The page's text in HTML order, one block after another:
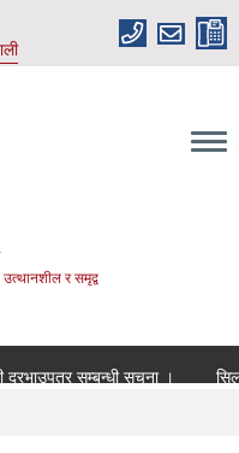
र समृद्व
सम्बन्धी सूचना ।